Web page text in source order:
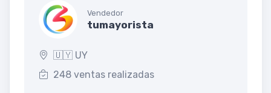
Vendedor
tumayorista
🇺🇾 UY
248 ventas realizadas